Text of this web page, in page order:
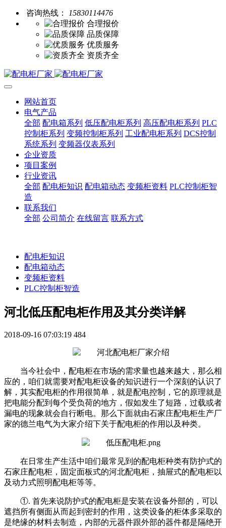
咨询热线：
15830114476
合理报价
品质保障
优质服务
资质齐全
网站首页
电气产品
全部 配电箱系列 低压配电柜系列 高压配电柜系列 PLC
控制柜系列 变频控制柜系列 工业配电柜系列 DCS控制
系统系列 变频器仪表系列
企业资质
项目案例
行业资讯
全部 配电柜知识 配电箱动态 变频柜资料 PLC控制柜智
造
联系我们
全部 公司简介 在线留言 联系方式
配电柜知识
配电箱动态
变频柜资料
PLC控制柜智造
河北低压配电柜作用及其分类详解
2018-09-16 07:03:19 484
当今社会中，配电柜在市场的需求量也越来越大，那么相
应的，咱们就需要对配电柜设备的知识进行一个深刻的认识了
解，其实配电柜的作用很简单，就是配电控制，它的原理就是
把电能分配到每个受负荷的地方，假如发生了短路，过载或者
漏电的现象就会自行断电。那么下面就由石家庄配电柜生产厂
家的德兰电气为大家介绍下关于配电柜的作用以及种类。
在日常生产生活中咱们最常见到的配电柜种类有防护式的
石家庄配电柜，固定面板式的河北配电柜，抽屉式的配电柜以
及动力式照明配电柜等等。
①. 首先来说防护式的配电柜是安装在设备外部的，可以
遮挡所有侧面从而起到密封的作用，这类设备的柜体多采取的
是绝缘的材料去制造，内部的元器件跟外部的器件都是隔绝开